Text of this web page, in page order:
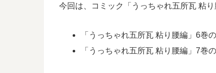
今回は、コミック「うっちゃれ五所瓦 粘
「うっちゃれ五所瓦 粘り腰編」6巻
「うっちゃれ五所瓦 粘り腰編」7巻